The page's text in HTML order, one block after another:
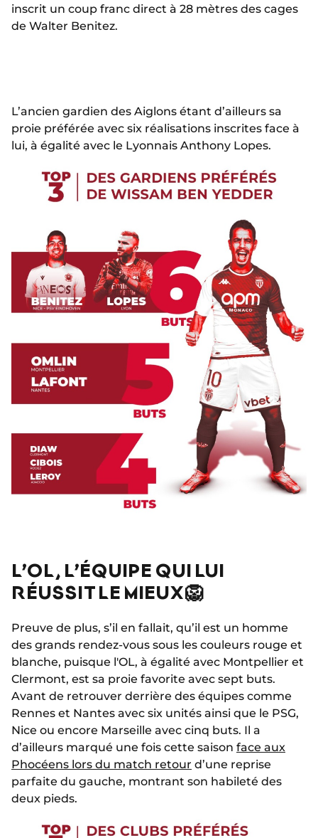
inscrit un coup franc direct à 28 mètres des cages
de Walter Benitez.
L’ancien gardien des Aiglons étant d’ailleurs sa
proie préférée avec six réalisations inscrites face à
lui, à égalité avec le Lyonnais Anthony Lopes.
L’OL, L’ÉQUIPE QUI LUI
RÉUSSIT LE MIEUX 🦁
Preuve de plus, s’il en fallait, qu’il est un homme
des grands rendez-vous sous les couleurs rouge et
blanche, puisque l'OL, à égalité avec Montpellier et
Clermont, est sa proie favorite avec sept buts.
Avant de retrouver derrière des équipes comme
Rennes et Nantes avec six unités ainsi que le PSG,
Nice ou encore Marseille avec cinq buts. Il a
d’ailleurs marqué une fois cette saison face aux
Phocéens lors du match retour d’une reprise
parfaite du gauche, montrant son habileté des
deux pieds.